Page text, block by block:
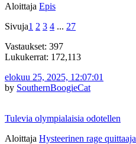
Aloittaja Epis
Sivuja1 2 3 4 ... 27
Vastaukset: 397
Lukukerrat: 172,113
elokuu 25, 2025, 12:07:01
by SouthernBoogieCat
Tulevia olympialaisia odotellen
Aloittaja Hysteerinen rage quittaaja